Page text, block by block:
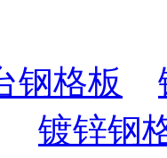
钢格板
镀锌钢